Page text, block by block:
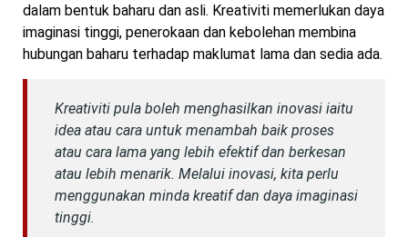
dalam bentuk baharu dan asli. Kreativiti memerlukan daya
imaginasi tinggi, penerokaan dan kebolehan membina
hubungan baharu terhadap maklumat lama dan sedia ada.
Kreativiti pula boleh menghasilkan inovasi iaitu
idea atau cara untuk menambah baik proses
atau cara lama yang lebih efektif dan berkesan
atau lebih menarik. Melalui inovasi, kita perlu
menggunakan minda kreatif dan daya imaginasi
tinggi.